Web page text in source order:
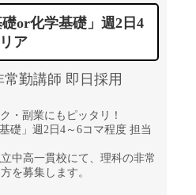
or化学基礎」週2日4
ア
勤講師 即日採用
・副業にもピッタリ！
礎」週2日4～6コマ程度 担当
中高一貫校にて、理科の非常
を募集します。